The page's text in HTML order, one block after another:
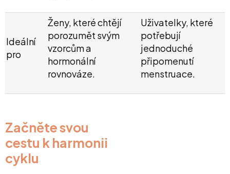
Ideální
pro
Ženy, které chtějí
porozumět svým
vzorcům a
hormonální
rovnováze.
Uživatelky, které
potřebují
jednoduché
připomenutí
menstruace.
Začněte svou
cestu k harmonii
cyklu